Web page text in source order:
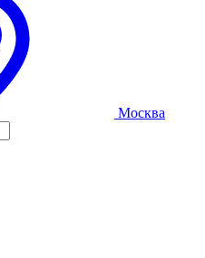
Москва